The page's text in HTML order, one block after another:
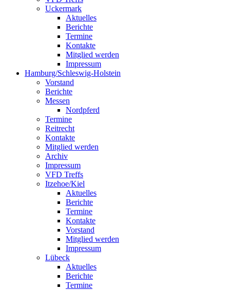
Uckermark
Aktuelles
Berichte
Termine
Kontakte
Mitglied werden
Impressum
Hamburg/Schleswig-Holstein
Vorstand
Berichte
Messen
Nordpferd
Termine
Reitrecht
Kontakte
Mitglied werden
Archiv
Impressum
VFD Treffs
Itzehoe/Kiel
Aktuelles
Berichte
Termine
Kontakte
Vorstand
Mitglied werden
Impressum
Lübeck
Aktuelles
Berichte
Termine